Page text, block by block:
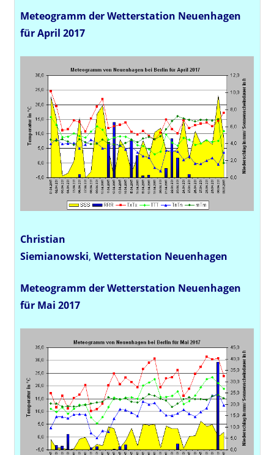
Meteogramm der Wetterstation Neuenhagen
für April 2017
Christian
Siemianowski,Wetterstation Neuenhagen
Meteogramm der Wetterstation Neuenhagen
für Mai 2017